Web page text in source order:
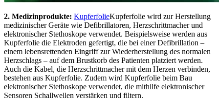
2. Medizinprodukte: KupferfolieKupferfolie wird zur Herstellung
medizinischer Geräte wie Defibrillatoren, Herzschrittmacher und
elektronischer Stethoskope verwendet. Beispielsweise werden aus
Kupferfolie die Elektroden gefertigt, die bei einer Defibrillation –
einem lebensrettenden Eingriff zur Wiederherstellung des normalen
Herzschlags – auf dem Brustkorb des Patienten platziert werden.
Auch die Kabel, die Herzschrittmacher mit dem Herzen verbinden,
bestehen aus Kupferfolie. Zudem wird Kupferfolie beim Bau
elektronischer Stethoskope verwendet, die mithilfe elektronischer
Sensoren Schallwellen verstärken und filtern.